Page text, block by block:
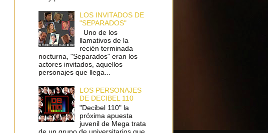
LOS INVITADOS DE
"SEPARADOS"
Uno de los
llamativos de la
recién terminada
nocturna, "Separados" eran los
actores invitados, aquellos
personajes que llega...
LOS PERSONAJES
DE DECIBEL 110
"Decibel 110" la
próxima apuesta
juvenil de Mega trata
de un grupo de universitarios que